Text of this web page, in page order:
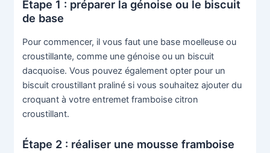
Étape 1 : préparer la génoise ou le biscuit
de base
Pour commencer, il vous faut une base moelleuse ou
croustillante, comme une génoise ou un biscuit
dacquoise. Vous pouvez également opter pour un
biscuit croustillant praliné si vous souhaitez ajouter du
croquant à votre entremet framboise citron
croustillant.
Étape 2 : réaliser une mousse framboise